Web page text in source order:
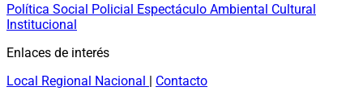
Política Social Policial Espectáculo Ambiental Cultural
Institucional
Enlaces de interés
Local Regional Nacional | Contacto